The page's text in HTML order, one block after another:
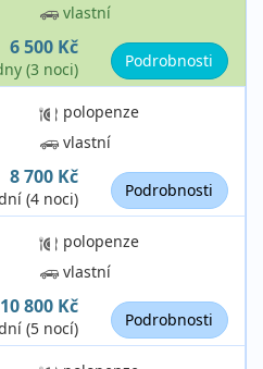
vlastní
6 500 Kč
(3 noci) Podrobnosti
polopenze
vlastní
8 700 Kč
(4 noci) Podrobnosti
polopenze
vlastní
10 800 Kč
(5 nocí) Podrobnosti